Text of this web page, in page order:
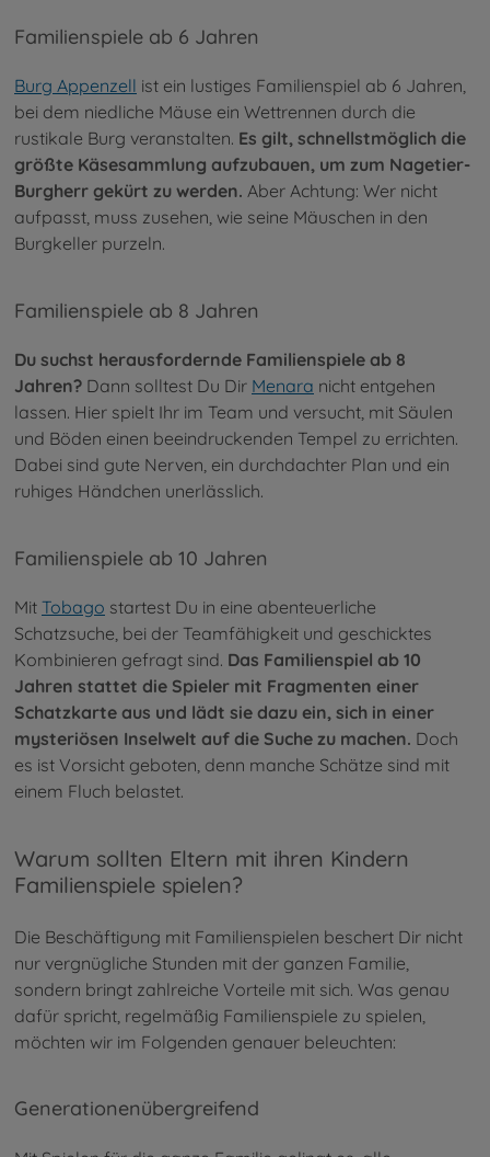
Familienspiele ab 6 Jahren
Burg Appenzell ist ein lustiges Familienspiel ab 6 Jahren,
bei dem niedliche Mäuse ein Wettrennen durch die
rustikale Burg veranstalten. Es gilt, schnellstmöglich die
größte Käsesammlung aufzubauen, um zum Nagetier-
Burgherr gekürt zu werden. Aber Achtung: Wer nicht
aufpasst, muss zusehen, wie seine Mäuschen in den
Burgkeller purzeln.
Familienspiele ab 8 Jahren
Du suchst herausfordernde Familienspiele ab 8
Jahren? Dann solltest Du Dir Menara nicht entgehen
lassen. Hier spielt Ihr im Team und versucht, mit Säulen
und Böden einen beeindruckenden Tempel zu errichten.
Dabei sind gute Nerven, ein durchdachter Plan und ein
ruhiges Händchen unerlässlich.
Familienspiele ab 10 Jahren
Mit Tobago startest Du in eine abenteuerliche
Schatzsuche, bei der Teamfähigkeit und geschicktes
Kombinieren gefragt sind. Das Familienspiel ab 10
Jahren stattet die Spieler mit Fragmenten einer
Schatzkarte aus und lädt sie dazu ein, sich in einer
mysteriösen Inselwelt auf die Suche zu machen. Doch
es ist Vorsicht geboten, denn manche Schätze sind mit
einem Fluch belastet.
Warum sollten Eltern mit ihren Kindern
Familienspiele spielen?
Die Beschäftigung mit Familienspielen beschert Dir nicht
nur vergnügliche Stunden mit der ganzen Familie,
sondern bringt zahlreiche Vorteile mit sich. Was genau
dafür spricht, regelmäßig Familienspiele zu spielen,
möchten wir im Folgenden genauer beleuchten:
Generationenübergreifend